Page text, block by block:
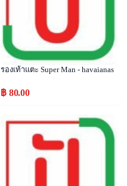
รองเท้าแตะ Super Man - havaianas
฿ 80.00
Popular